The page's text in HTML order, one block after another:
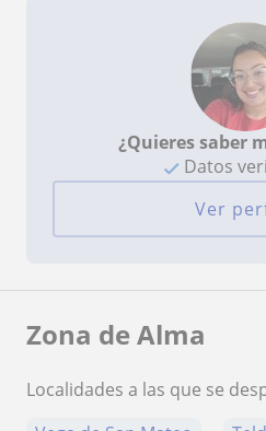
¿Quieres saber
Datos
Ver
Zona de Alma
Localidades a las que se